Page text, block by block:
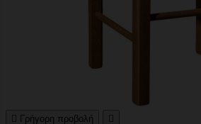
 Γρήγορη προβολή 